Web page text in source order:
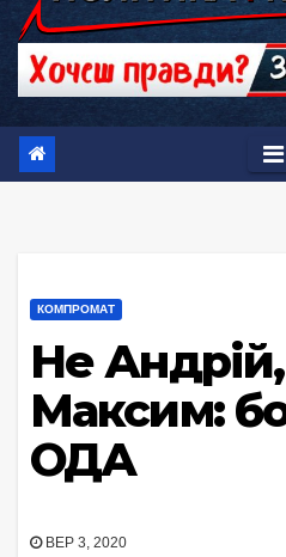
КОМПРОМАТ
Не
Максим:
ОДА
ВЕР 3, 2020